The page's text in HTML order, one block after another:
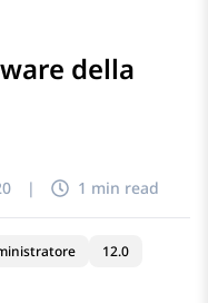
della
| 1 min read
12.0